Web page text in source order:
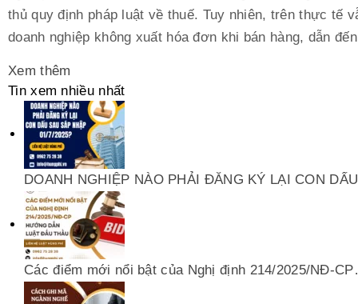
thủ quy định pháp luật về thuế. Tuy nhiên, trên thực tế
doanh nghiệp không xuất hóa đơn khi bán hàng, dẫn
Xem thêm
Tin xem nhiều nhất
DOANH NGHIỆP NÀO PHẢI ĐĂNG KÝ LẠI CON
Các điểm mới nổi bật của Nghị định 214/2025/